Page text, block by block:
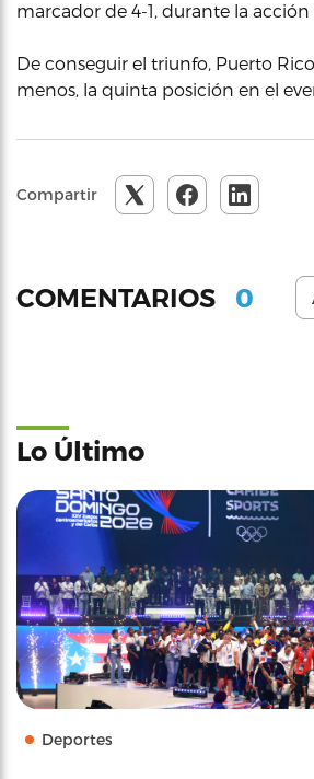
marcador de 4-1, durante la acción
De conseguir el triunfo, Puerto
menos, la quinta posición en el
Compartir
COMENTARIOS 0
Lo Último
Deportes